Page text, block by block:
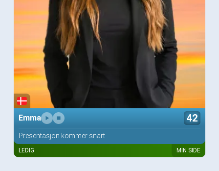
Emma 42
Presentasjon kommer snart
LEDIG MIN SIDE